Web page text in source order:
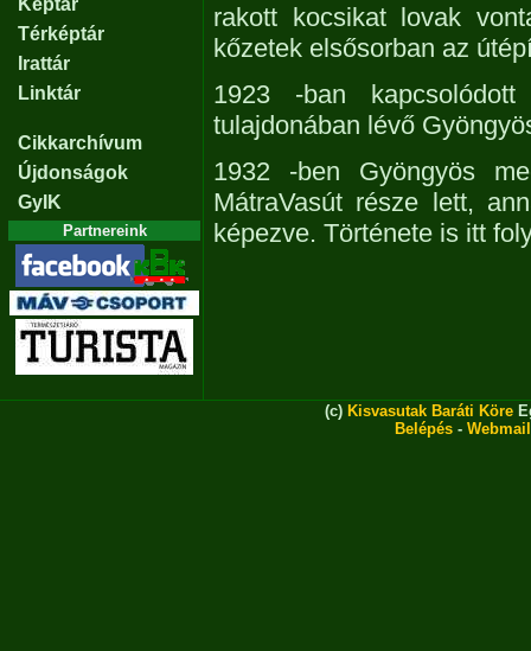
Képtár
Térképtár
Irattár
Linktár
Cikkarchívum
Újdonságok
GyIK
Partnereink
rakott kocsikat lovak
kőzetek elsősorban az
1923 -ban
tulajdonában lévő
1932 -ben Gyöngyös
MátraVasút része lett,
képezve. Története is itt
(c) Kisvasutak Baráti Köre
Belépés - Webmail